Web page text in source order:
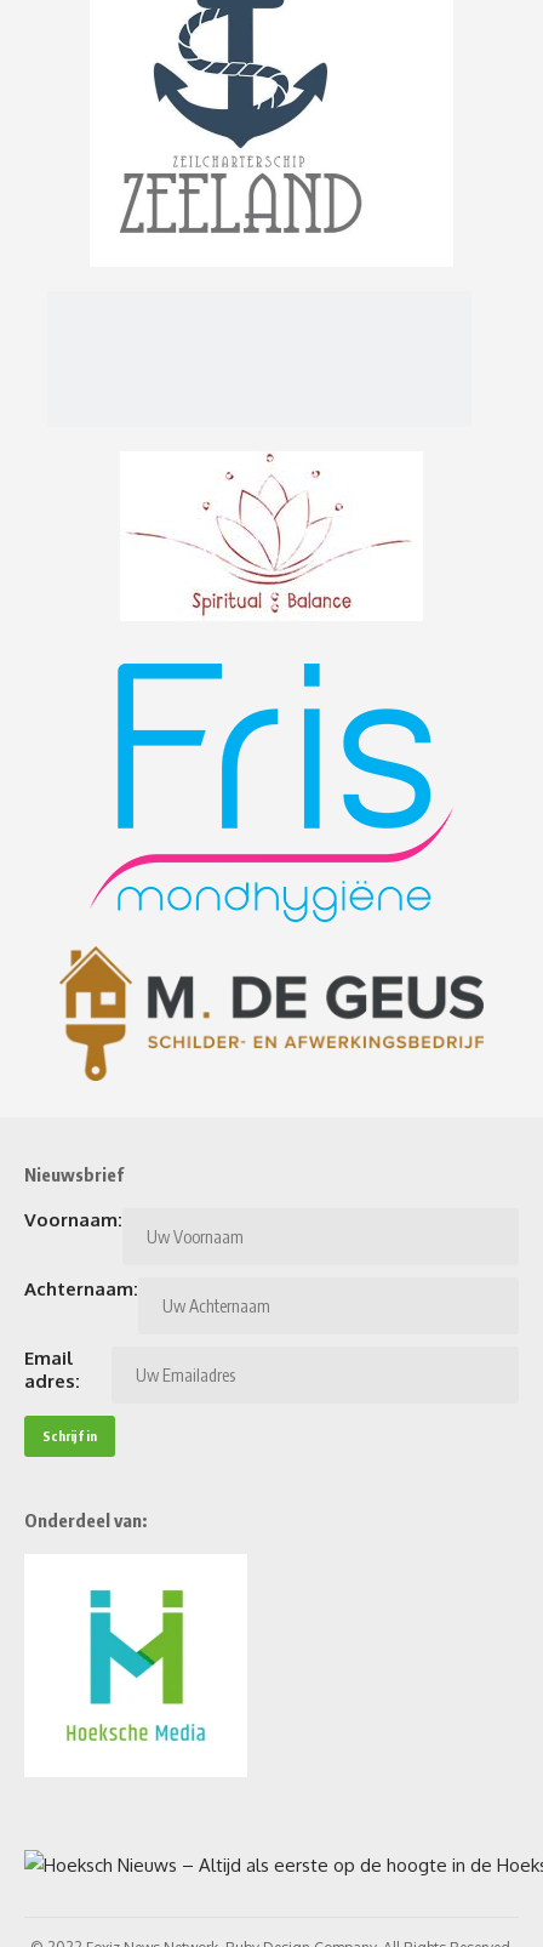
Nieuwsbrief
Voornaam:
Achternaam:
Email
adres:
Onderdeel van: